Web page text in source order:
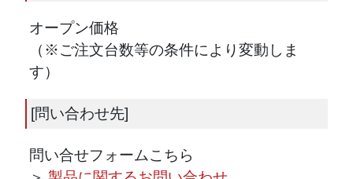
オープン価格
（※ご注文台数等の条件により変動しま
す）
[問い合わせ先]
問い合せフォームこちら